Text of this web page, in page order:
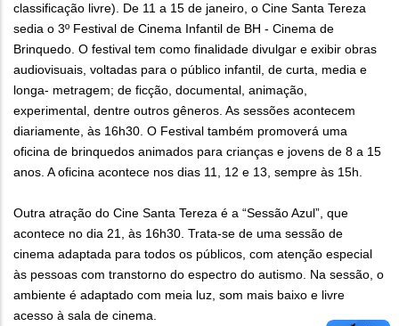
classificação livre). De 11 a 15 de janeiro, o Cine Santa Tereza
sedia o 3º Festival de Cinema Infantil de BH - Cinema de
Brinquedo. O festival tem como finalidade divulgar e exibir obras
audiovisuais, voltadas para o público infantil, de curta, media e
longa- metragem; de ficção, documental, animação,
experimental, dentre outros gêneros. As sessões acontecem
diariamente, às 16h30. O Festival também promoverá uma
oficina de brinquedos animados para crianças e jovens de 8 a 15
anos. A oficina acontece nos dias 11, 12 e 13, sempre às 15h.
Outra atração do Cine Santa Tereza é a “Sessão Azul”, que
acontece no dia 21, às 16h30. Trata-se de uma sessão de
cinema adaptada para todos os públicos, com atenção especial
às pessoas com transtorno do espectro do autismo. Na sessão, o
ambiente é adaptado com meia luz, som mais baixo e livre
acesso à sala de cinema.